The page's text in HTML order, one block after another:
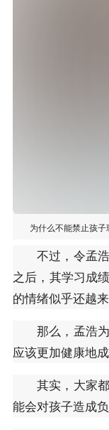
为什么不能禁止孩
不过，令孟
之后，其学习成
的情绪似乎还越来
那么，孟浩
应该更加健康地
其实，大家
能会对孩子造成负